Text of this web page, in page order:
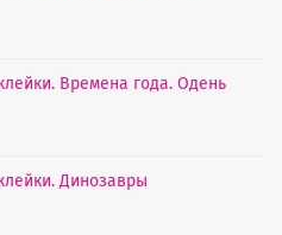
Времена года. Одень
Динозавры